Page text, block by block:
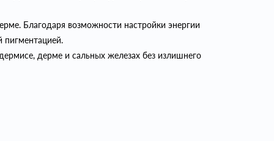
Благодаря возможности настройки энергии
пигментацией.
дерме и сальных железах без излишнего